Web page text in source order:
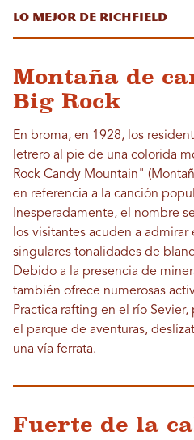
Lo mejor de Richfield
Montaña de
Big Rock
En broma, en 1928, los
letrero al pie de una colorida
Rock Candy Mountain"
en referencia a la canción
Inesperadamente, el nombre
los visitantes acuden a admirar
singulares tonalidades de
Debido a la presencia de
también ofrece numerosas
Practica rafting en el río
el parque de aventuras,
una vía ferrata.
Fuerte de la